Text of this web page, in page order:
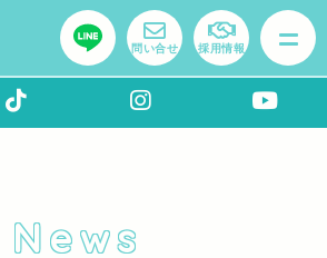
問い合せ 採用情報
News